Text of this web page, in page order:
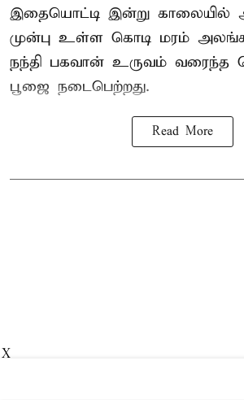
இதையொட்டி இன்று காலையில்
முன்பு உள்ள கொடி மரம்
நந்தி பகவான் உருவம் வரைந்த
பூஜை நடைபெற்றது.
Read More
X